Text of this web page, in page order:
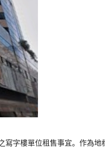
字樓單位租售事宜。作為